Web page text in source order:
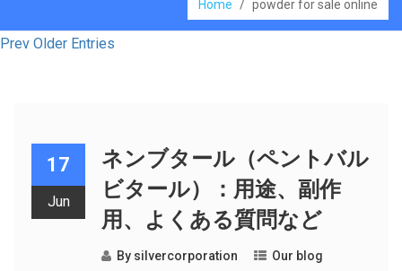
Home / powder for sale online
Prev Older Entries
17
Jun
ネンブタール（ペントバル
ビタール）：用途、副作
用、よくある質問など
By silvercorporation
Our blog